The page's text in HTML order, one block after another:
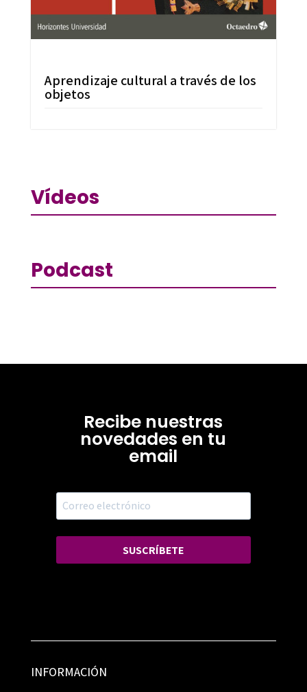
Aprendizaje cultural a través de los
objetos
Vídeos
Podcast
Recibe nuestras
novedades en tu
email
SUSCRÍBETE
INFORMACIÓN